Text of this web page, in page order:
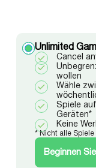
Unlimited
Cancel
wollen
Wähle
Spiele
Geräten*
Keine
* Nicht alle Spiele
Beginnen